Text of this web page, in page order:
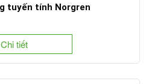
tuyến tính Norgren
Chi tiết